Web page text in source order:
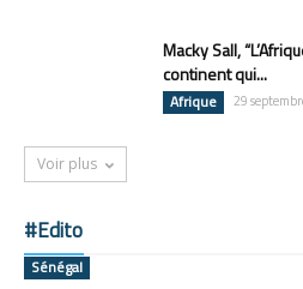
Macky Sall,
continent qui...
Afrique 29
Voir plus
#Edito
Sénégal